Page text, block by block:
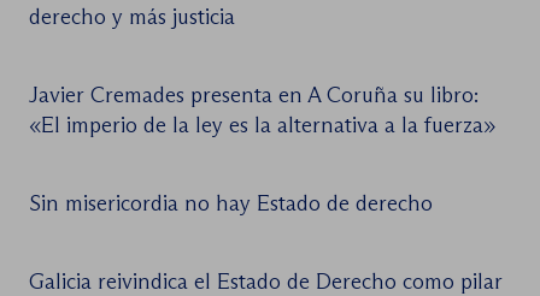
derecho y más justicia
Javier Cremades presenta en A Coruña su libro:
«El imperio de la ley es la alternativa a la fuerza»
Sin misericordia no hay Estado de derecho
Galicia reivindica el Estado de Derecho como pilar